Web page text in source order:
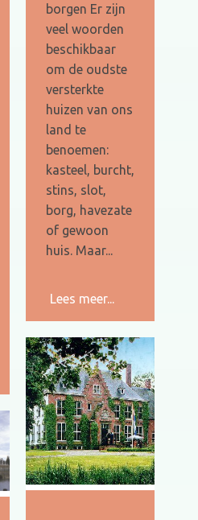
borgen Er zijn
veel woorden
beschikbaar
om de oudste
versterkte
huizen van ons
land te
benoemen:
kasteel, burcht,
stins, slot,
borg, havezate
of gewoon
huis. Maar...
Lees meer...